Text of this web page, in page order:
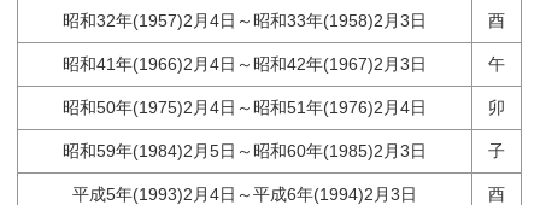
昭和32年(1957)2月4日～昭和33年(1958)2月3日 酉
昭和41年(1966)2月4日～昭和42年(1967)2月3日 午
昭和50年(1975)2月4日～昭和51年(1976)2月4日 卯
昭和59年(1984)2月5日～昭和60年(1985)2月3日 子
平成5年(1993)2月4日～平成6年(1994)2月3日 酉